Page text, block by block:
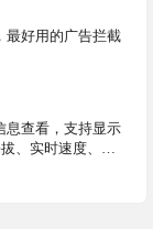
最好用的广告拦截
息查看，支持显示
、实时速度、日